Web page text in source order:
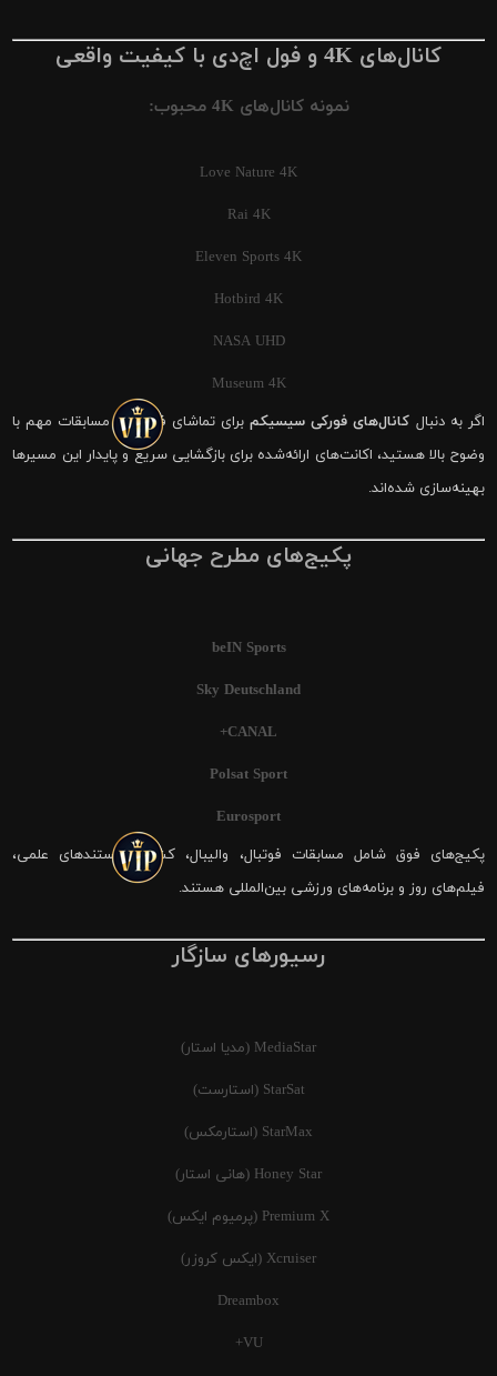
کانال‌های 4K و فول اچ‌دی با کیفیت واقعی
نمونه کانال‌های 4K محبوب:
Love Nature 4K
Rai 4K
Eleven Sports 4K
Hotbird 4K
NASA UHD
Museum 4K
اگر به دنبال کانال‌های فورکی سیسیکمبرای تماشای فوتبال و مسابقات مهم با
وضوح بالا هستید، اکانت‌های ارائه‌شده برای بازگشایی سریع و پایدار این مسیرها
بهینه‌سازی شده‌اند.
پکیج‌های مطرح جهانی
beIN Sports
Sky Deutschland
CANAL+
Polsat Sport
Eurosport
پکیج‌های فوق شامل مسابقات فوتبال، والیبال، کشتی، مستندهای علمی،
فیلم‌های روز و برنامه‌های ورزشی بین‌المللی هستند.
رسیورهای سازگار
MediaStar (مدیا استار)
StarSat (استارست)
StarMax (استارمکس)
Honey Star (هانی استار)
Premium X (پرمیوم ایکس)
Xcruiser (ایکس کروزر)
Dreambox
VU+